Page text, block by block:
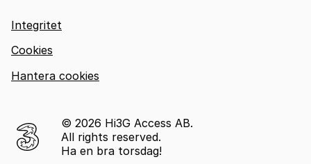
© 2026 Hi3G Access AB.
All rights reserved.
Ha en bra torsdag!
Integritet
Cookies
Hantera cookies